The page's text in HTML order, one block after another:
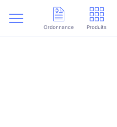
Ordonnance Produits